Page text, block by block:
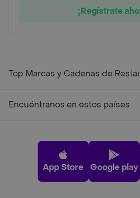
¡Regístrate
Top Marcas y Cadenas de
Encuéntranos en estos países
App Store Google play